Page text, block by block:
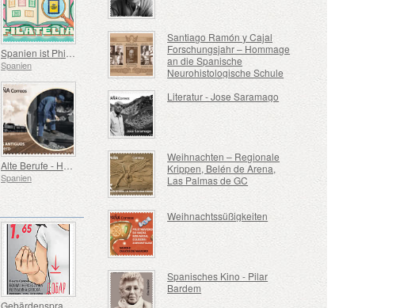
Spanien ist Philatelie
Spanien
Alte Berufe - Heizer
Spanien
Gebärdensprache - Gut
Santiago Ramón y Cajal
Forschungsjahr – Hommage
an die Spanische
Neurohistologische Schule
Literatur - Jose Saramago
Weihnachten – Regionale
Krippen, Belén de Arena,
Las Palmas de GC
Weihnachtssüßigkeiten
Spanisches Kino - Pilar
Bardem